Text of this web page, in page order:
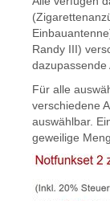
Randy III)
dazupassende
Für alle
verschiedene
auswählbar.
geweilige